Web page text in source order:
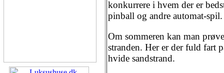
konkurrere i hvem der er
pinball og andre automat-spil.
Om sommeren kan man
stranden. Her er der fuld fart
hvide sandstrand.